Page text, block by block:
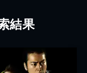
結果